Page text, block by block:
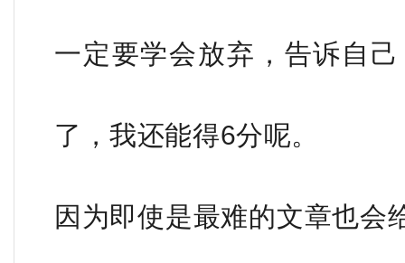
一定要学会放弃，告诉自
了，我还能得6分呢。
因为即使是最难的文章也会